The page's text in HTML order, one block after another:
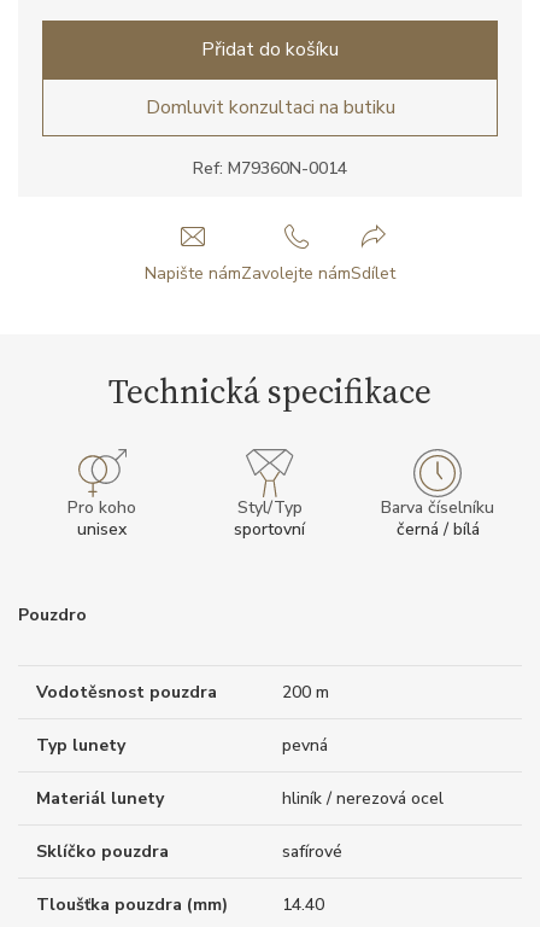
Ref: M79360N-0014
Přidat do košíku
Domluvit konzultaci na butiku
Napište námZavolejte námSdílet
Technická specifikace
Pro koho
unisex
Styl/Typ
sportovní
Barva číselníku
černá / bílá
Pouzdro
Vodotěsnost pouzdra 200 m
Typ lunety pevná
Materiál lunety hliník / nerezová ocel
Sklíčko pouzdra safírové
Tloušťka pouzdra (mm) 14.40